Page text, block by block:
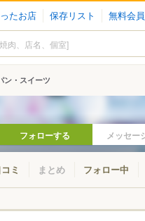
たお店 保存リスト 無料会
ン・スイーツ
フォローする メッセー
ミ まとめ フォロー中